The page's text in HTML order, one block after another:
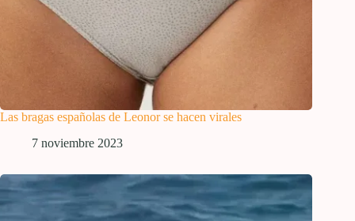
Las bragas españolas de Leonor se hacen virales
7 noviembre 2023